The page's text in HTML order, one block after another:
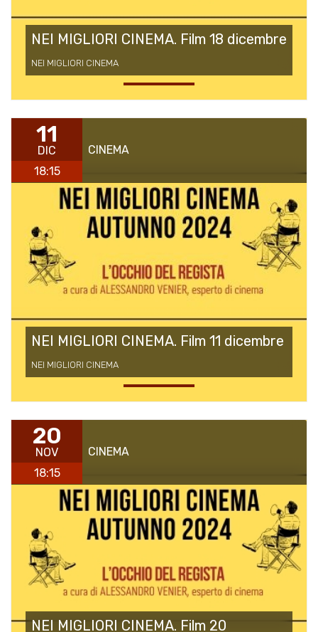
NEI MIGLIORI CINEMA. Film 18 dicembre
NEI MIGLIORI CINEMA
11
DIC
18:15
CINEMA
NEI MIGLIORI CINEMA. Film 11 dicembre
NEI MIGLIORI CINEMA
20
NOV
18:15
CINEMA
NEI MIGLIORI CINEMA. Film 20